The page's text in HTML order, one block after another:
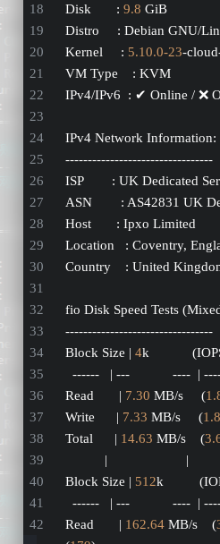
Disk       : 9.8 GiB
Distro     : Debian GNU/
Kernel     : 5.10.0-23-
VM Type    : KVM
IPv4/IPv6  : ✔ Online / ❌
IPv4 Network Information:
---------------------------------
ISP        : UK Dedicated
ASN        : AS42831 UK
Host       : Ipxo Limited
Location   : Coventry,
Country    : United
fio Disk Speed Tests
---------------------------------
Block Size | 4k
------   | ---            ----  |
Read       | 7.30 MB/s     (
Write      | 7.33 MB/s     (1.8
Total      | 14.63 MB/s    (
|
Block Size | 512k
------   | ---            ----  |
Read       | 162.64 MB/s    (